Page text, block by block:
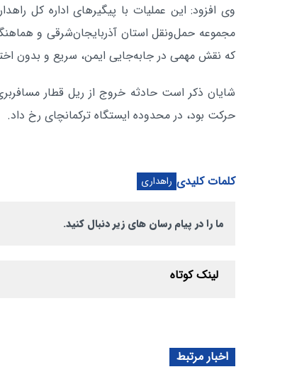
وی افزود: این عملیات با پیگیرهای اداره کل
مجموعه حمل‌ونقل استان آذربایجان‌شرقی و
که نقش مهمی در جابه‌جایی ایمن، سریع و بدون
شایان ذکر است حادثه خروج از ریل قطار
حرکت بود، در محدوده ایستگاه ترکمانچای رخ داد.
کلمات کلیدی راهداری
ما را در پیام رسان های زیر دنبال کنید.
لینک کوتاه
اخبار مرتبط